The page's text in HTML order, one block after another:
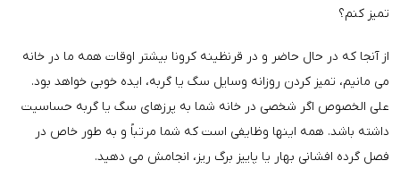
تمیز کنم؟
از آنجا که در حال حاضر و در قرنظینه کرونا بیشتر اوقات همه ما در خانه
می مانیم، تمیز کردن روزانه وسایل سگ یا گربه، ایده خوبی خواهد بود.
علی الخصوص اگر شخصی در خانه شما به پرزهای سگ یا گربه حساسیت
داشته باشد. همه اینها وظایفی است که شما مرتباً و به طور خاص در
فصل گرده افشانی بهار یا پاییز برگ ریز، انجامش می دهید.